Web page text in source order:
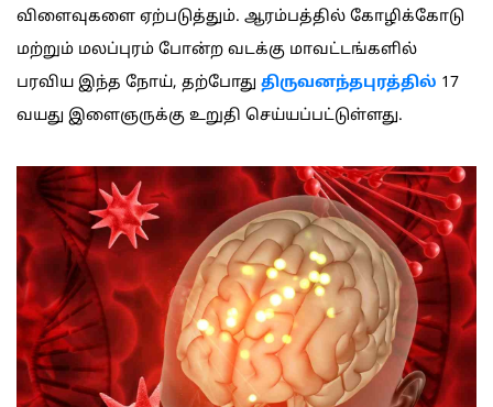
விளைவுகளை ஏற்படுத்தும். ஆரம்பத்தில் கோழிக்கோடு
மற்றும் மலப்புரம் போன்ற வடக்கு மாவட்டங்களில்
பரவிய இந்த நோய், தற்போது திருவனந்தபுரத்தில் 17
வயது இளைஞருக்கு உறுதி செய்யப்பட்டுள்ளது.